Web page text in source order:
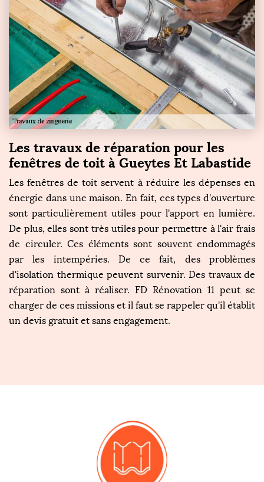
Les travaux de réparation pour les
fenêtres de toit à Gueytes Et Labastide
Les fenêtres de toit servent à réduire les dépenses en
énergie dans une maison. En fait, ces types d'ouverture
sont particulièrement utiles pour l'apport en lumière.
De plus, elles sont très utiles pour permettre à l'air frais
de circuler. Ces éléments sont souvent endommagés
par les intempéries. De ce fait, des problèmes
d'isolation thermique peuvent survenir. Des travaux de
réparation sont à réaliser. FD Rénovation 11 peut se
charger de ces missions et il faut se rappeler qu'il établit
un devis gratuit et sans engagement.